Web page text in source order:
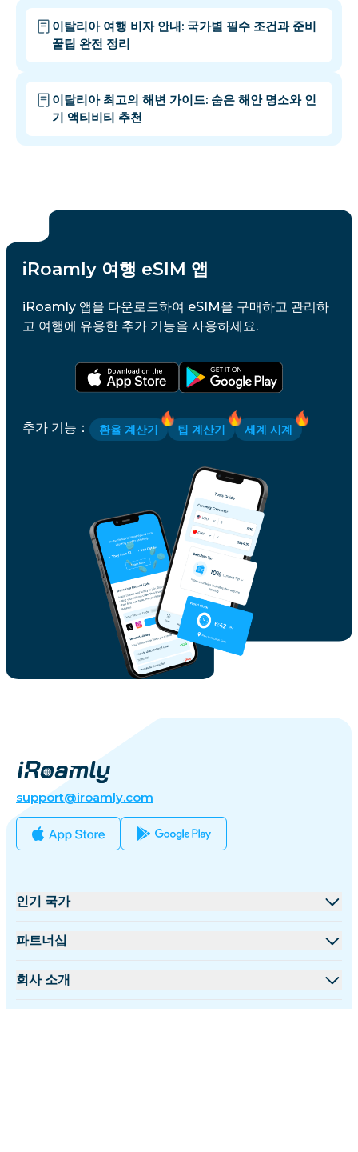
이탈리아 여행 비자 안내: 국가별 필수 조건과 준비
꿀팁 완전 정리
이탈리아 최고의 해변 가이드: 숨은 해안 명소와 인
기 액티비티 추천
iRoamly 여행 eSIM 앱
iRoamly 앱을 다운로드하여 eSIM을 구매하고 관리하
고 여행에 유용한 추가 기능을 사용하세요.
추가 기능 ： 환율 계산기 팁 계산기 세계 시계
support@iroamly.com
인기 국가
미국
파트너십
도매 플랫폼
회사 소개
iRoamly 소개